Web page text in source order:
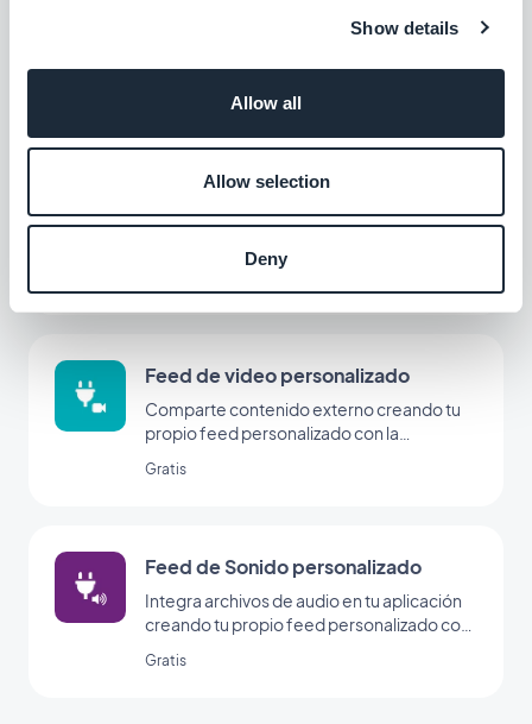
Show details
Allow all
Allow selection
Deny
Sincroniza tu contenido online externo con
feed de GoodBarber.
Podcast Feed
Ofrece a tus usuarios un acceso directo a
Feed de video personalizado
Comparte contenido externo creando tu
propio feed personalizado con la
Gratis
Feed de Sonido personalizado
Integra archivos de audio en tu aplicación
creando tu propio feed personalizado con
GoodBarber.
Gratis